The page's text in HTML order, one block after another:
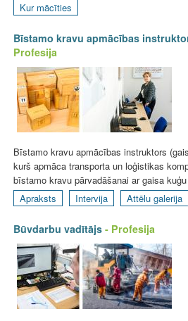
Kur mācīties
Bīstamo kravu apmācības
Profesija
Bīstamo kravu apmācības instruktors
kurš apmāca transporta un loģistikas
bīstamo kravu pārvadāšanai ar gaisa
Apraksts
Intervija Attēlu galerija
Būvdarbu vadītājs - Profesija